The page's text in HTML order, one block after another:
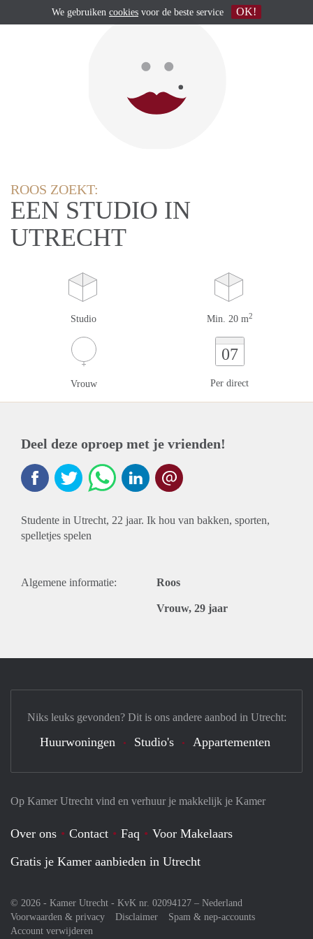
ROOS ZOEKT:
EEN STUDIO IN
UTRECHT
Studio Min. 20 m2
Vrouw
07
Per direct
Deel deze oproep met je vrienden!
Studente in Utrecht, 22 jaar. Ik hou van bakken, sporten,
spelletjes spelen
Algemene informatie: Roos
Vrouw, 29 jaar
Op Kamer Utrecht vind en verhuur je makkelijk je Kamer
Over ons Contact Faq
Voor Makelaars
Gratis je Kamer aanbieden in Utrecht
© 2026 - Kamer Utrecht - KvK nr. 02094127 – Nederland
Voorwaarden & privacy
Disclaimer
Spam & nep-accounts
Account verwijderen
Niks leuks gevonden? Dit is ons andere aanbod in Utrecht:
Huurwoningen Studio's Appartementen
We gebruiken cookies voor de beste service OK!